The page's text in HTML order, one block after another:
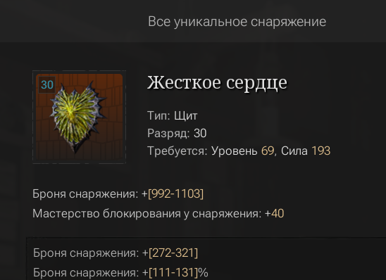
Все уникальное снаряжение
30 Жесткое сердце
Тип: Щит
Разряд: 30
Требуется: Уровень 69 Сила 193
Броня снаряжения: +[992-1103]
Мастерство блокирования у снаряжения: +40
Броня снаряжения: +[272-321]
Броня снаряжения: +[111-131]%